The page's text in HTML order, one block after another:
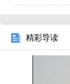
不同应用场
构提供多种速度
于需要快速响应
精彩导读